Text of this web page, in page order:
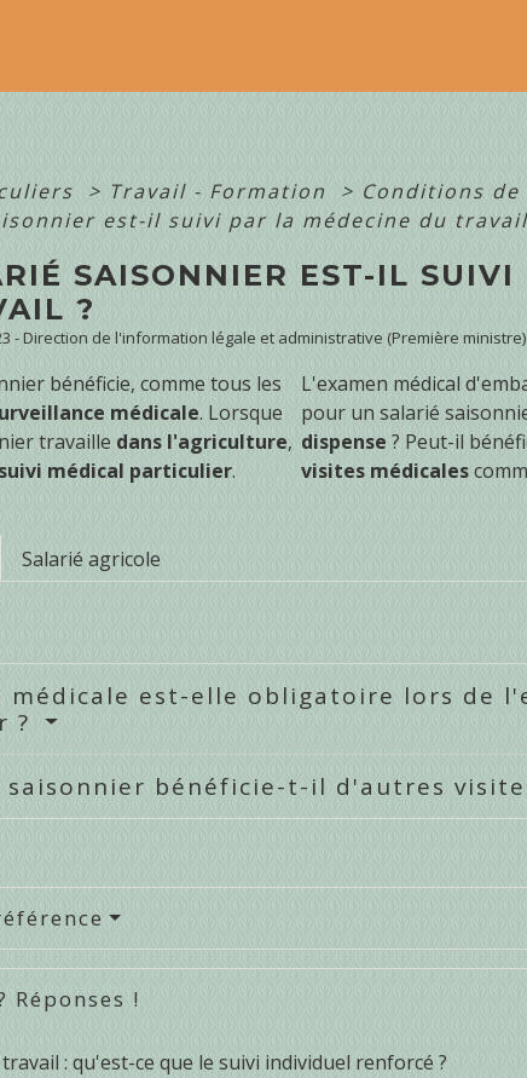
> Travail - Formation > Conditions
est-il suivi par la médecine du
SAISONNIER EST-IL SUIVI
?
- Direction de l'information légale et administrative (Première ministre)
bénéficie, comme tous les
médicale. Lorsque
travaille dans l'agriculture,
suivi médical particulier.
L'examen médical
pour un salarié
dispense ? Peut-il
visites médicales
Salarié agricole
médicale est-elle obligatoire lors de
?
saisonnier bénéficie-t-il d'autres
Réponses !
: qu'est-ce que le suivi individuel renforcé ?